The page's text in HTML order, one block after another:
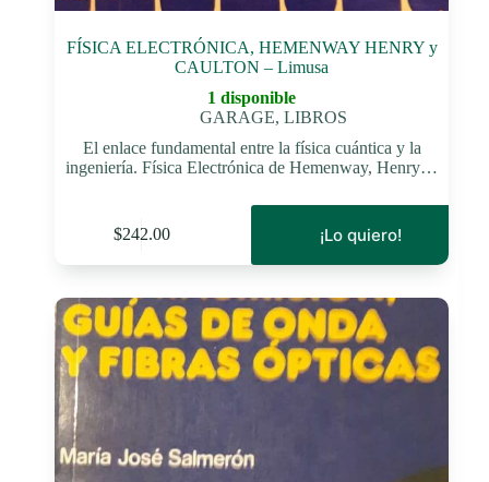
FÍSICA ELECTRÓNICA, HEMENWAY HENRY y
CAULTON – Limusa
1 disponible
GARAGE,LIBROS
El enlace fundamental entre la física cuántica y la
ingeniería. Física Electrónica de Hemenway, Henry…
$242.00 ¡Lo quiero!